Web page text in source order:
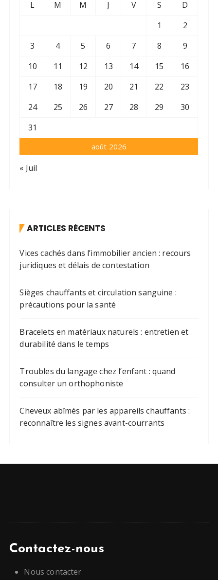
août 2026
L M M J V S
D
1
2
3
4 5 6 7 8
9
10
11 12 13 14 15
16
17
18 19 20 21 22
23
24
25 26 27 28 29
30
31
« Juil
ARTICLES RÉCENTS
Vices cachés dans l’immobilier ancien : recours
juridiques et délais de contestation
Sièges chauffants et circulation sanguine :
précautions pour la santé
Bracelets en matériaux naturels : entretien et
durabilité dans le temps
Troubles du langage chez l’enfant : quand
consulter un orthophoniste
Cheveux abîmés par les appareils chauffants :
reconnaître les signes avant-courrants
Contactez-nous
Nous contacter